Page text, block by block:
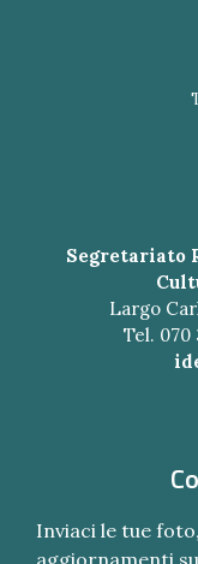
Segretariato
Largo
Tel. 070
Inviaci le tue
aggiornamenti